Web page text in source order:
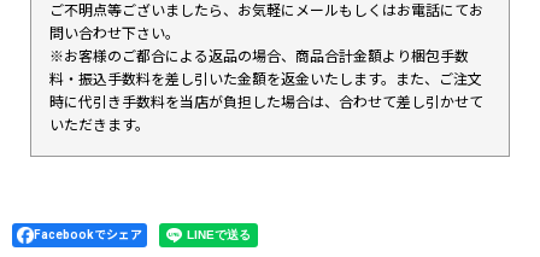
ご不明点等ございましたら、お気軽にメールもしくはお電話にてお
問い合わせ下さい。
※お客様のご都合による返品の場合、商品合計金額より梱包手数
料・振込手数料を差し引いた金額を返金いたします。また、ご注文
時に代引き手数料を当店が負担した場合は、合わせて差し引かせて
いただきます。
Facebookでシェア